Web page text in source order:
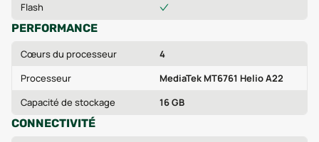
Flash
PERFORMANCE
Cœurs du processeur
4
Processeur
MediaTek MT6761 Helio A22
Capacité de stockage
16 GB
CONNECTIVITÉ